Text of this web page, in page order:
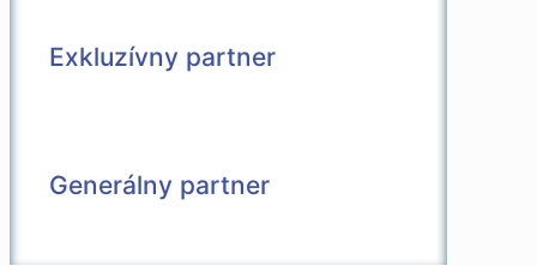
Exkluzívny partner
Generálny partner